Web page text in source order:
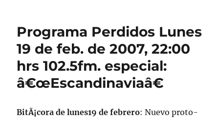
especial
“Escandinavia”
Programa Perdidos Lunes
19 de feb. de 2007, 22:00
hrs 102.5fm. especial:
â€œEscandinaviaâ€
BitÃ¡cora de lunes19 de febrero: Nuevo proto-